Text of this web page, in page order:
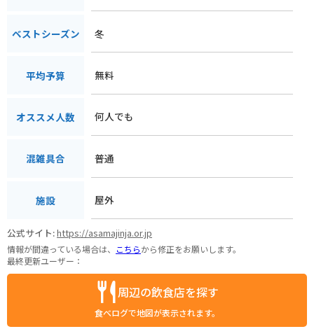
ベストシーズン 冬
平均予算 無料
オススメ人数 何人でも
混雑具合 普通
施設 屋外
公式サイト:https://asamajinja.or.jp
情報が間違っている場合は、 こちらから修正をお願いします。
最終更新ユーザー：
周辺の飲食店を探す
食べログで地図が表示されます。